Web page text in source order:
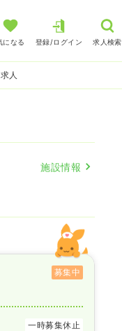
になる 登録/ログイン 求人検索
人
施設情報
募集中
一時募集休止